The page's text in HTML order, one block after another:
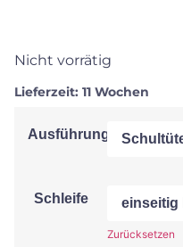
Nicht vorrätig
Lieferzeit: 11 Wochen
Ausführung
Schleife
Zurücksetzen